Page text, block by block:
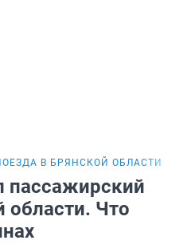
В БРЯНСКОЙ ОБЛАСТИ
пассажирский
области. Что